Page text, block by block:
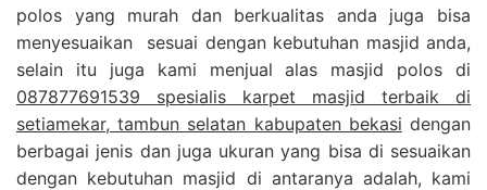
polos yang murah dan berkualitas anda juga bisa
menyesuaikan sesuai dengan kebutuhan masjid anda,
selain itu juga kami menjual alas masjid polos di
087877691539 spesialis karpet masjid terbaik di
setiamekar, tambun selatan kabupaten bekasi dengan
berbagai jenis dan juga ukuran yang bisa di sesuaikan
dengan kebutuhan masjid di antaranya adalah, kami